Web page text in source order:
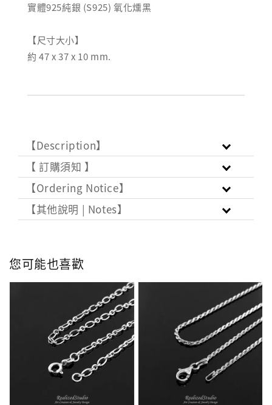
實體925純銀 (S925) 氧化燻黑
【尺寸大小】
約 47 x 37 x 10 mm.
【Description】
【 訂購須知 】
【Ordering Notice】
【其他說明 | Notes】
您可能也喜歡